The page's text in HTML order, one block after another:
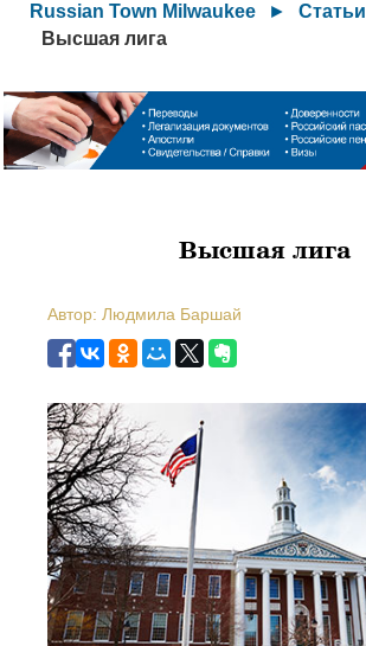
Russian Town Milwaukee ► Статьи
Высшая лига
Высшая лига
Автор: Людмила Баршай